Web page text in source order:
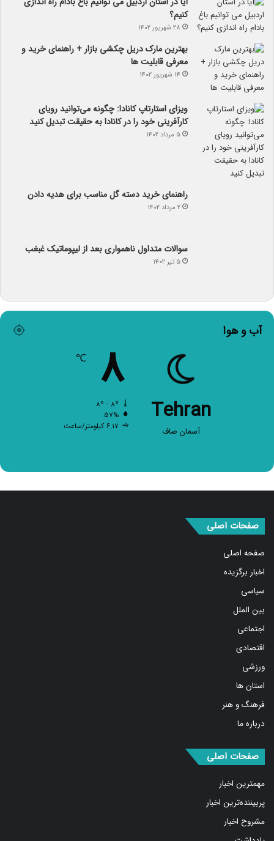
کنیم؟
۲۸ شهریور ۱۴۰۲
بهترین مارک دریل چکشی بازار + راهنمای خرید و
معرفی قابلیت ها
۱۴ شهریور ۱۴۰۲
ویزای استارتاپ کانادا: چگونه می‌توانید رویای
کارآفرینی خود را در کانادا به حقیقت تبدیل کنید
۵ مرداد ۱۴۰۲
راهنمای خرید دسته گل مناسب برای هدیه دادن
۲ مرداد ۱۴۰۲
سوالات متداول ناهمواری بعد از لیپوماتیک غبغب
۵ تیر ۱۴۰۲
آب و هوا
Tehran
آسمان صاف
۸
۵۷%
۶.۱۷ کیلومتر/ساعت
صفحه اصلی
اخبار برگزیده
سیاسی
بین الملل
اجتماعی
اقتصادی
ورزشی
استان ها
فرهنگ و هنر
درباره ما
مهمترین اخبار
پربیننده‌ترین اخبار
مشروح اخبار
یادداشت